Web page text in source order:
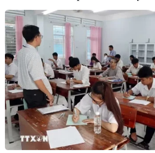
lõi, tầm nhìn và trách nhiệm của
đại diện cho tiếng nói của hàng
doanh nhân trẻ trong cả nước./.